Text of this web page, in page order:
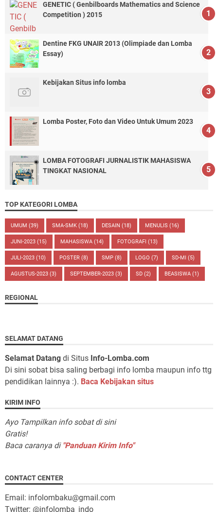
GENETIC ( Genbilboards Mathematics and Science
Competition ) 2015
Dentine FKG UNAIR 2013 (Olimpiade dan Lomba
Essay)
Kebijakan Situs info lomba
Lomba Poster, Foto dan Video Untuk Umum 2023
LOMBA FOTOGRAFI JURNALISTIK MAHASISWA
TINGKAT NASIONAL
TOP KATEGORI LOMBA
UMUM (39) SMA-SMK (18) DESAIN (18) MENULIS (16)
JUNI-2023 (15) MAHASISWA (14) FOTOGRAFI (13)
JULI-2023 (10) POSTER (8) SMP (8) LOGO (7) SD-MI (5)
AGUSTUS-2023 (3) SEPTEMBER-2023 (3) SD (2) BEASISWA (1)
REGIONAL
SELAMAT DATANG
Selamat Datang di Situs Info-Lomba.com
Di sini sobat bisa saling berbagi info lomba maupun info ttg
pendidikan lainnya :). Baca Kebijakan situs
KIRIM INFO
Ayo Tampilkan info sobat di sini
Gratis!
Baca caranya di "Panduan Kirim Info"
CONTACT CENTER
Email: infolombaku@gmail.com
Twitter: @infolomba_indo